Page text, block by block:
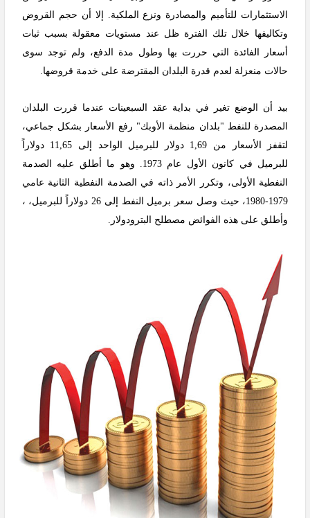
الاستثمارات للتأميم والمصادرة ونزع الملكية. إلا أن حجم القروض
وتكاليفها خلال تلك الفترة ظل عند مستويات معقولة بسبب ثبات
أسعار الفائدة التي حررت بها وطول مدة الدفع، ولم توجد سوى
حالات منعزلة لعدم قدرة البلدان المقترضة على خدمة قروضها.
بيد أن الوضع تغير في بداية عقد السبعينات عندما قررت البلدان
المصدرة للنفط "بلدان منظمة الأوبك" رفع الأسعار بشكل جماعي،
لتقفز الأسعار من 1,69 دولار للبرميل الواحد إلى 11,65 دولاراً
للبرميل في كانون الأول عام 1973. وهو ما أطلق عليه الصدمة
النفطية الأولى، وتكرر الأمر ذاته في الصدمة النفطية الثانية عامي
1979-1980، حيث وصل سعر برميل النفط إلى 26 دولاراً للبرميل، ،
وأطلق على هذه الفوائض مصطلح البترودولار .